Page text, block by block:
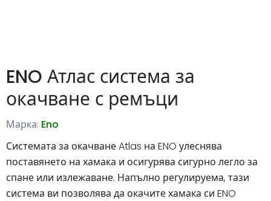
ENO Атлас система за
окачване с ремъци
Марка: Eno
Системата за окачване Atlas на ENO улеснява
поставянето на хамака и осигурява сигурно легло за
спане или излежаване. Напълно регулируема, тази
система ви позволява да окачите хамака си ENO